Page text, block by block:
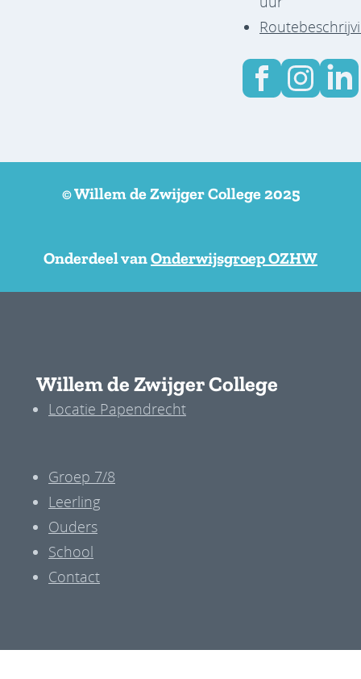
© Willem de Zwijger College 2025
Onderdeel vanOnderwijsgroep OZHW
Willem de Zwijger College
Locatie Papendrecht
Groep 7/8
Leerling
Ouders
School
Contact